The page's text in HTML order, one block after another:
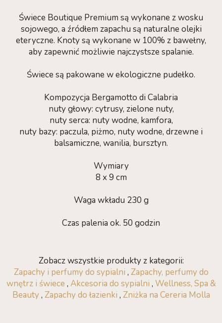
Świece Boutique Premium są wykonane z wosku
sojowego, a źródłem zapachu są naturalne olejki
eteryczne. Knoty są wykonane w 100% z bawełny,
aby zapewnić możliwie najczystsze spalanie.
Świece są pakowane w ekologiczne pudełko.
Kompozycja Bergamotto di Calabria
nuty głowy: cytrusy, zielone nuty,
nuty serca: nuty wodne, kamfora,
nuty bazy: paczula, piżmo, nuty wodne, drzewne i
balsamiczne, wanilia, bursztyn.
Wymiary
8 x 9 cm
Waga wkładu 230 g
Czas palenia ok. 50 godzin
Zobacz wszystkie produkty z kategorii:
Zapachy i perfumy do sypialni , Zapachy, perfumy do
wnętrz i świece , Akcesoria do sypialni , Wellness, Spa &
Beauty, Zapachy do łazienki , Zniżka na Cereria Molla